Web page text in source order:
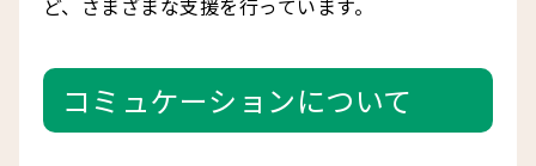
コミュケーションについて